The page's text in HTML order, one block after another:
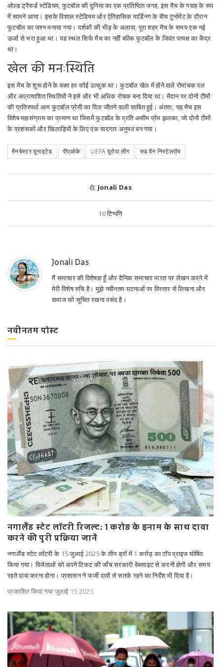
ओल्ड ट्रैफर्ड स्टेडियम, फुटबॉल की दुनिया का एक प्रतिष्ठित जगह, इस मैच के गवाह के रूप
में सामने आया। इसके विशाल स्टेडियम और ऐतिहासिक मार्डिनग के बीच टूर्नामेंट के दौरान
फुटबॉल का जश्न मनाया गया। दर्शकों की भीड़ के अलावा, पूरा शहर मैच के समय एक नई
ऊर्जा से भरा हुआ था। यह स्थल सिर्फ मैच का नहीं बल्कि फुटबॉल के जिवंत पत्यक्ष का केंद्र
था।
खेल की मनःस्थिति
इस मैच के शुरू होने के वक्त हर कोई उत्सुक था। फुटबॉल खेल में होने वाले रोमांचक पल
और अप्रत्याशित स्थितियों ने इसे और भी अधिक रोचक बना दिया था। मैदान पर दोनों टीमों
की प्रतिस्पर्धा आम फुटबॉल प्रेमी का दिल जीतने वाली साबित हुई। अंततः, यह मैच इस
विशेष महासंग्राम का प्रमाण था जिसमें फुटबॉल के प्रति असीम प्रेम झलका, जो दोनों टीमों
के प्रशंसकों और खिलाड़ियों के लिए एक यादगार अनुभव बन गया।
मैनचेस्टर यूनाइटेड पीएओके UEFA यूरोपा लीग रुड वैन निस्टेलरॉय
在 Jonali Das
10टिप्पणि
Jonali Das
मैं समाचार की विशेषज्ञ हूँ और दैनिक समाचार भारत पर लेखन करने में
मेरी विशेष रुचि है। मुझे नवीनतम घटनाओं पर विस्तार से लिखना और
समाज को सूचित रखना पसंद है।
नवीनतम पोस्ट
नगालैंड स्टेट लॉटरी रिजल्ट: 1 करोड़ के इनाम के साथ दावा
करने की पूरी प्रक्रिया जानें
नगालैंड स्टेट लॉटरी के 15 जुलाई 2025 के तीन ड्रॉ में 1 करोड़ का टॉप प्राइज घोषित
किया गया। विजेताओं को अपने टिकट की जाँच सरकारी वेबसाइट से करनी होगी और समय
रहते दावा करना होगा। प्रशासन ने फर्जी दावों से सतर्क रहने का निर्देश भी दिया है।
प्रकाशित किया गया जुलाई 15 2025